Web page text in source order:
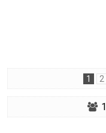
1 2
1